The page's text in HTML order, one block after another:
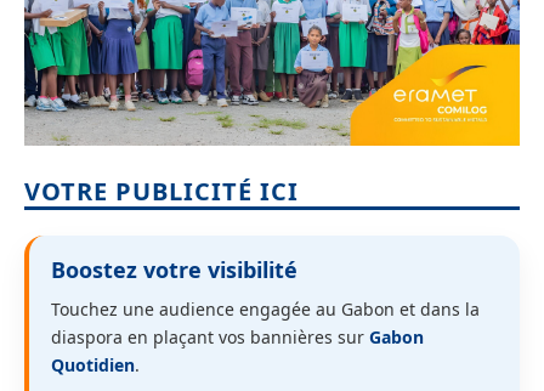
VOTRE PUBLICITÉ ICI
Boostez votre visibilité
Touchez une audience engagée au Gabon et dans la
diaspora en plaçant vos bannières sur Gabon
Quotidien.